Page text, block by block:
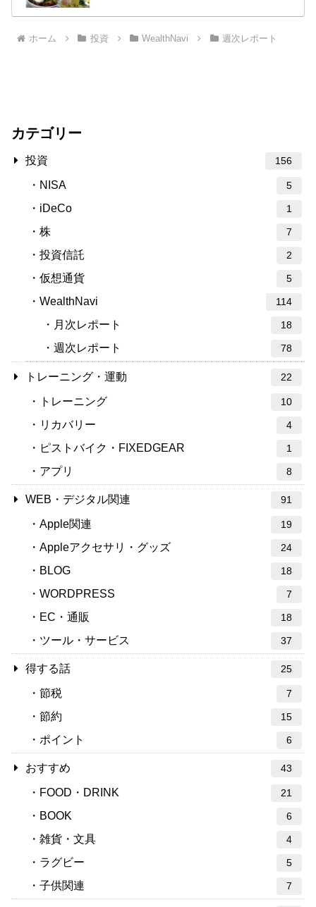
ホーム 投資 WealthNavi 週次レポート
カテゴリー
投資 156
NISA 5
iDeCo 1
株 7
投資信託 2
仮想通貨 5
WealthNavi 114
月次レポート 18
週次レポート 78
トレーニング・運動 22
トレーニング 10
リカバリー 4
ピストバイク・FIXEDGEAR 1
アプリ 8
WEB・デジタル関連 91
Apple関連 19
Appleアクセサリ・グッズ 24
BLOG 18
WORDPRESS 7
EC・通販 18
ツール・サービス 37
得する話 25
節税 7
節約 15
ポイント 6
おすすめ 43
FOOD・DRINK 21
BOOK 6
雑貨・文具 4
ラグビー 5
子供関連 7